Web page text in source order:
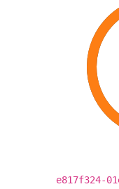
e817f324-